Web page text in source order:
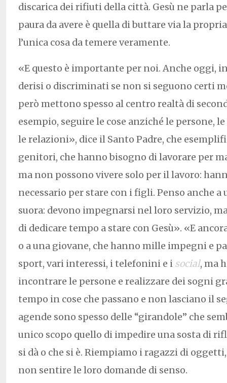
discarica dei rifiuti della città. Gesù ne parla
paura da avere è quella di buttare via la
l’unica cosa da temere veramente.
«E questo è importante per noi. Anche oggi,
derisi o discriminati se non si seguono certi
però mettono spesso al centro realtà di
esempio, seguire le cose anziché le persone,
le relazioni», dice il Santo Padre, che
genitori, che hanno bisogno di lavorare per
ma non possono vivere solo per il lavoro:
necessario per stare con i figli. Penso anche a
suora: devono impegnarsi nel loro servizio,
di dedicare tempo a stare con Gesù». «E
o a una giovane, che hanno mille impegni e
sport, vari interessi, i telefonini e i social, ma
incontrare le persone e realizzare dei sogni
tempo in cose che passano e non lasciano il
agende sono spesso delle “girandole” che
unico scopo quello di impedire una sosta di
si dà o che si è. Riempiamo i ragazzi di
non sentire le loro domande di senso.